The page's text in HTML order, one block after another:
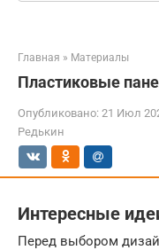
Главная » Материалы
Пластиковые
Опубликовано: 21 Июл
Редькин
Интересные
Перед выбором